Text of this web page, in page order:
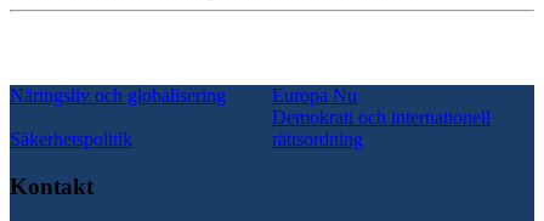
Näringsliv och globalisering Europa Nu
Säkerhetspolitik
Demokrati och internationell
rättsordning
Kontakt